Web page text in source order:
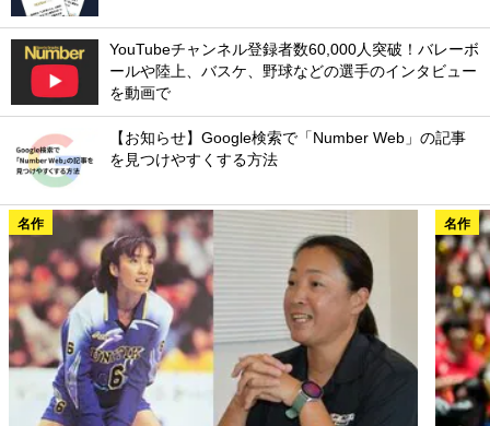
YouTubeチャンネル登録者数60,000人突破！バレーボ
ールや陸上、バスケ、野球などの選手のインタビュー
を動画で
【お知らせ】Google検索で「Number Web」の記事
を見つけやすくする方法
名作 名作